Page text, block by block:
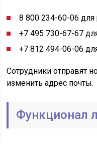
8 800 234-60-06 для
+7 495 730-67-67
+7 812 494-06-06
Сотрудники отправят
изменить адрес почты.
Функционал